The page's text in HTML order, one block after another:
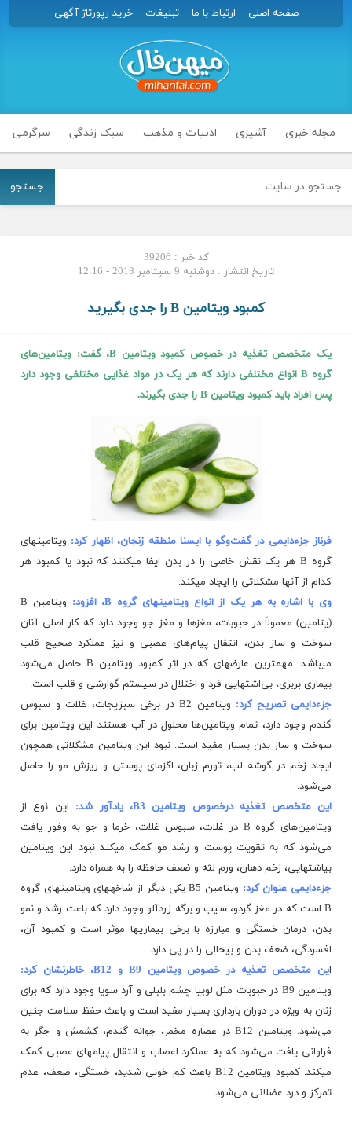
صفحه اصلی ارتباط با ما تبلیغات خرید رپورتاژ آگهی
مجله خبری آشپزی ادبیات و مذهب سبک زندگی سرگرمی
جستجو
کد خبر : 39206
تاریخ انتشار : دوشنبه 9 سپتامبر 2013 - 12:16
کمبود ویتامین B را جدی بگیرید
یک متخصص تغذیه در خصوص کمبود ویتامین B، گفت: ویتامین‏‌های
گروه B انواع مختلفی دارند که هر یک در مواد غذایی مختلفی وجود دارد
پس افراد باید کمبود ویتامین B را جدی بگیرند.
فرناز جزءدایمی در گفت‌وگو با ایسنا منطقه زنجان، اظهار کرد:
ویتامین‎های
گروه B هر یک نقش خاصی را در بدن ایفا می‎کنند که نبود یا کمبود هر
کدام از آنها مشکلاتی را ایجاد می‎کند.
وی با اشاره به هر یک از انواع ویتامین‎های گروه B، افزود:
ویتامین B
(یتامین) معمولاً در حبوبات، مغزها و مغز جو وجود دارد که کار اصلی آنان
سوخت و ساز بدن، انتقال پیام‏‌های عصبی و نیز عملکرد صحیح قلب
می‎باشد. مهم‏ترین
عارضه‎ای
که در اثر کمبود ویتامین B حاصل می‌شود
بیماری بربری، بی‌اشتهایی فرد و اختلال در سیستم گوارشی و قلب است.
جزءدایمی تصریح کرد:
ویتامین B2 در برخی سبزیجات، غلات و سبوس
گندم وجود دارد، تمام ویتامین‏‌ها محلول در آب هستند این ویتامین برای
سوخت و ساز بدن بسیار مفید است. نبود این ویتامین مشکلاتی همچون
ایجاد زخم در گوشه لب، تورم زبان، اگزمای پوستی و ریزش مو را حاصل
می‌شود.
این متخصص تغذیه درخصوص ویتامین B3، یادآور شد:
این نوع از
ویتامین‏‌های گروه B در غلات، سبوس غلات، خرما و جو به وفور یافت
می‌شود که به تقویتپوست
و رشد مو کمک می‎کند نبود این ویتامین
بی‎اشتهایی، زخم دهان، ورم لثه و ضعف حافظه را به همراه دارد.
جزءدایمی عنوان کرد:
ویتامین B5 یکی دیگر از شاخه‎های ویتامین‏های گروه
B است که در مغز گردو، سیب و برگه زردآلو وجود دارد که باعث رشد و نمو
بدن، درمان خستگی و مبارزه با برخی بیماری‏ها موثر است و کمبود آن،
افسردگی، ضعف بدن و بی‎حالی را در پی دارد.
این متخصص تعذیه در خصوص ویتامین B9 و B12، خاطرنشان کرد:
ویتامین B9 در حبوبات مثل لوبیا چشم بلبلی و آرد سویا وجود دارد که برای
زنان به ویژه در دوران بارداری بسیار مفید است و باعث حفظ سلامت جنین
می‌شود. ویتامین B12 در عصاره مخمر، جوانه گندم، کشمش و جگر به
فراوانی یافت می‌شود که به عملکرد اعصاب و انتقال پیام‏های عصبی کمک
می‎کند. کمبود ویتامین B12 باعث کم خونی شدید، خستگی، ضعف، عدم
تمرکز و درد عضلانی می‌شود.